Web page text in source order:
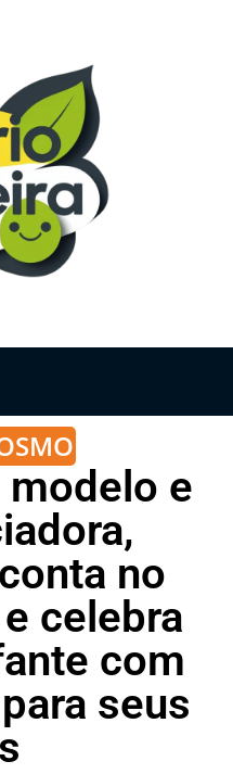
MODA
modelo e
no
celebra
com
seus